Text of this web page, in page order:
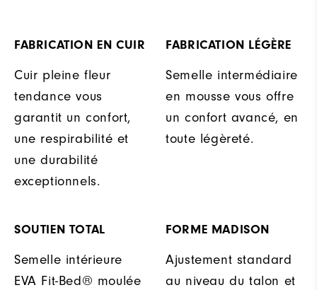
FABRICATION EN CUIR
Cuir pleine fleur
tendance vous
garantit un confort,
une respirabilité et
une durabilité
exceptionnels.
FABRICATION LÉGÈRE
Semelle intermédiaire
en mousse vous offre
un confort avancé, en
toute légèreté.
SOUTIEN TOTAL
Semelle intérieure
EVA Fit-Bed® moulée
FORME MADISON
Ajustement standard
au niveau du talon et